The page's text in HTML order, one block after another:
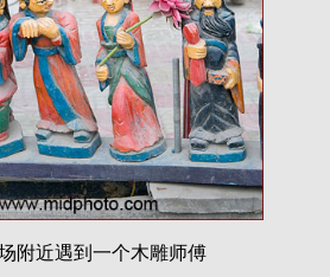
附近遇到一个木雕师傅